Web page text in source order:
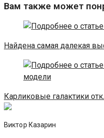
прокомментировать
(необязательно)
Вам также может
Найдена самая далекая
Карликовые галактики
Виктор Казарин